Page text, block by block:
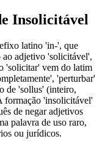
Insolicitável
latino 'in-', que
ao adjetivo 'solicitável',
'solicitar' vem do latim
'perturbar'
de 'sollus' (inteiro,
formação 'insolicitável'
de negar adjetivos
palavra de uso raro,
ou jurídicos.